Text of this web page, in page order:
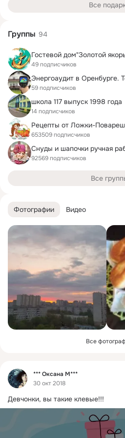
Фотографии Видео
Все
Фид
*** Оксана М***
30 окт 2018
Девчонки, вы такие клевые!!!
Все
Группы 94
Гостевой дом"Золотой
49 подписчиков
Энергоаудит в Оренбурге.
59 подписчиков
школа 117 выпуск 1998 года
14 подписчиков
Рецепты от Ложки-
653509 подписчиков
Снуды и шапочки ручная
92569 подписчиков
Все